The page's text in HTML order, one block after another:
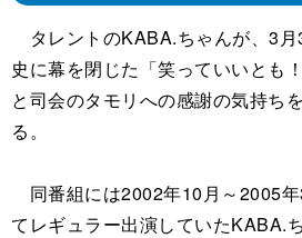
タレントのKABA.ちゃんが、3
史に幕を閉じた「笑っていいとも
と司会のタモリへの感謝の気持ち
る。
同番組には2002年10月～2005
てレギュラー出演していたKABA.